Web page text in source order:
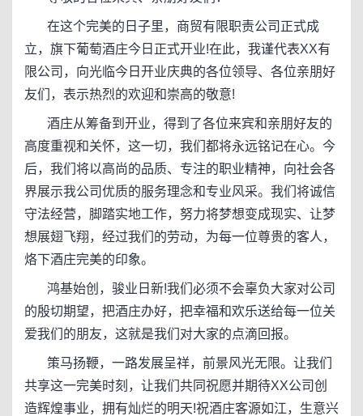
在这个完美的日子里，商贸有限职责公司正式成
立，旗下葡萄酒庄今日正式开业!在此，我谨代表XX有
限公司，向光临今日开业庆典的各位领导、各位亲朋好
友们，表示热烈的欢迎和崇高的敬意!
酒庄从筹备到开业，得到了各位来宾和亲朋好友的
高度重视和关怀，这一切，我们都将永远铭记在心。今
后，我们将以高尚的品质、专注的职业精神，向社会各
界展示我公司优质的服务理念和专业风采。我们将诚信
守法经营，脚踏实地工作，努力将梦想变成现实、让梦
想展翅飞翔，经过我们的劳动，为每一位尊贵的客人，
烙下酒庄完美的印象。
鸿基始创，骏业日新!我们必须不会辜负大家对公司
的殷切期望，把酒庄办好，把幸福和欢乐送给每一位关
爱我们的朋友，这就是我们对大家的点滴回报。
策马扬鞭，一路发展呈祥，前景风光无限。让我们
共享这一完美时刻，让我们共同祝愿并期待XX公司创
造辉煌事业，拥有灿烂的明天!祝酒庄客源如江，生意兴